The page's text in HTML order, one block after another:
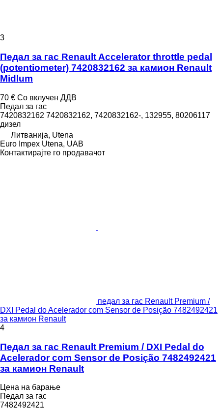
3
Педал за гас Renault Accelerator throttle pedal
(potentiometer) 7420832162 за камион Renault
Midlum
70 € Со вклучен ДДВ
Педал за гас
7420832162 7420832162, 7420832162-, 132955, 80206117
дизел
Литванија, Utena
Euro Impex Utena, UAB
Контактирајте го продавачот
педал за гас Renault Premium /
DXI Pedal do Acelerador com Sensor de Posição 7482492421
за камион Renault
4
Педал за гас Renault Premium / DXI Pedal do
Acelerador com Sensor de Posição 7482492421
за камион Renault
Цена на барање
Педал за гас
7482492421